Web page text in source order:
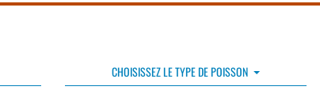
CHOISISSEZ LE TYPE DE POISSON